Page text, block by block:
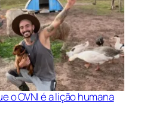
o OVNI é a lição humana